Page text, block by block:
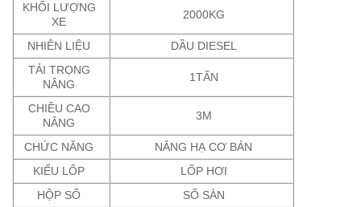
KHỐI LƯỢNG
XE
2000KG
NHIÊN LIỆU
DẦU DIESEL
TẢI TRỌNG
NÂNG
1TẤN
CHIỀU CAO
NÂNG
3M
CHỨC NĂNG
NÂNG HẠ CƠ BẢN
KIỂU LỐP
LỐP HƠI
HỘP SỐ
SỐ SÀN